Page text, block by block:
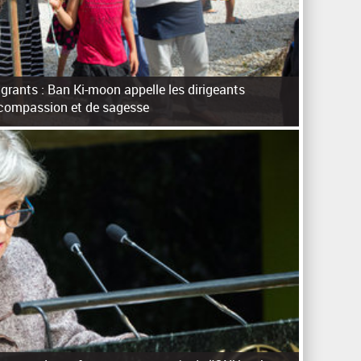
: Ban Ki-moon appelle les dirigeants
et de sagesse